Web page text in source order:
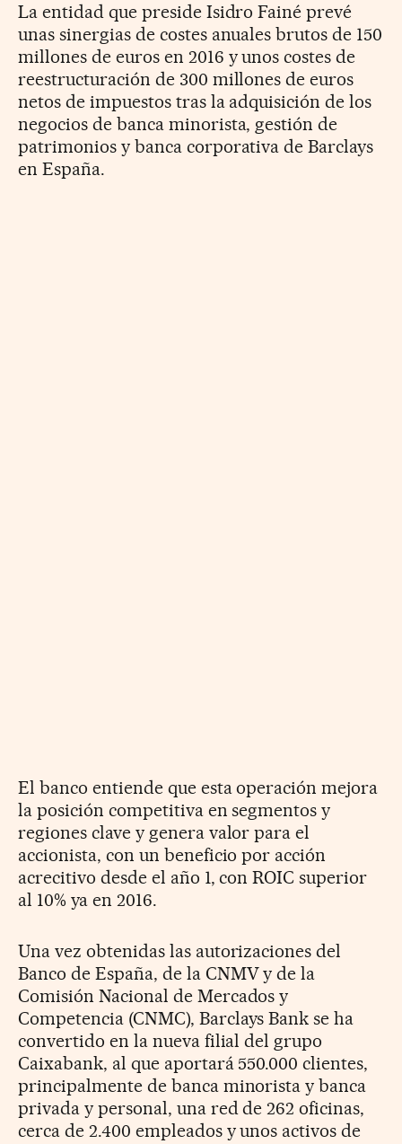
La entidad que preside Isidro Fainé prevé
unas sinergias de costes anuales brutos de 150
millones de euros en 2016 y unos costes de
reestructuración de 300 millones de euros
netos de impuestos tras la adquisición de los
negocios de banca minorista, gestión de
patrimonios y banca corporativa de Barclays
en España.
El banco entiende que esta operación mejora
la posición competitiva en segmentos y
regiones clave y genera valor para el
accionista, con un beneficio por acción
acrecitivo desde el año 1, con ROIC superior
al 10% ya en 2016.
Una vez obtenidas las autorizaciones del
Banco de España, de la CNMV y de la
Comisión Nacional de Mercados y
Competencia (CNMC), Barclays Bank se ha
convertido en la nueva filial del grupo
Caixabank, al que aportará 550.000 clientes,
principalmente de banca minorista y banca
privada y personal, una red de 262 oficinas,
cerca de 2.400 empleados y unos activos de